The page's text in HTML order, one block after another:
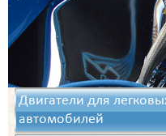
Двигатели для
автомобилей